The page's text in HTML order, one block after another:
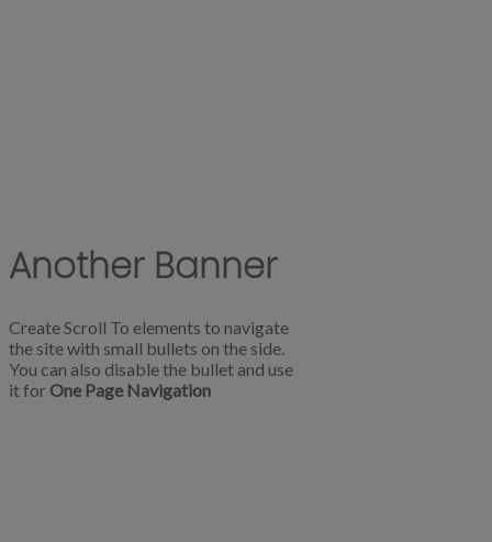
Another Banner
Create Scroll To elements to navigate
the site with small bullets on the side.
You can also disable the bullet and use
it for One Page Navigation